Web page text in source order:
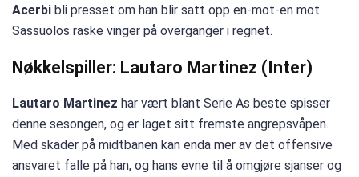
Acerbi bli presset om han blir satt opp en-mot-en mot
Sassuolos raske vinger på overganger i regnet.
Nøkkelspiller: Lautaro Martinez (Inter)
Lautaro Martinez har vært blant Serie As beste spisser
denne sesongen, og er laget sitt fremste angrepsvåpen.
Med skader på midtbanen kan enda mer av det offensive
ansvaret falle på han, og hans evne til å omgjøre sjanser og